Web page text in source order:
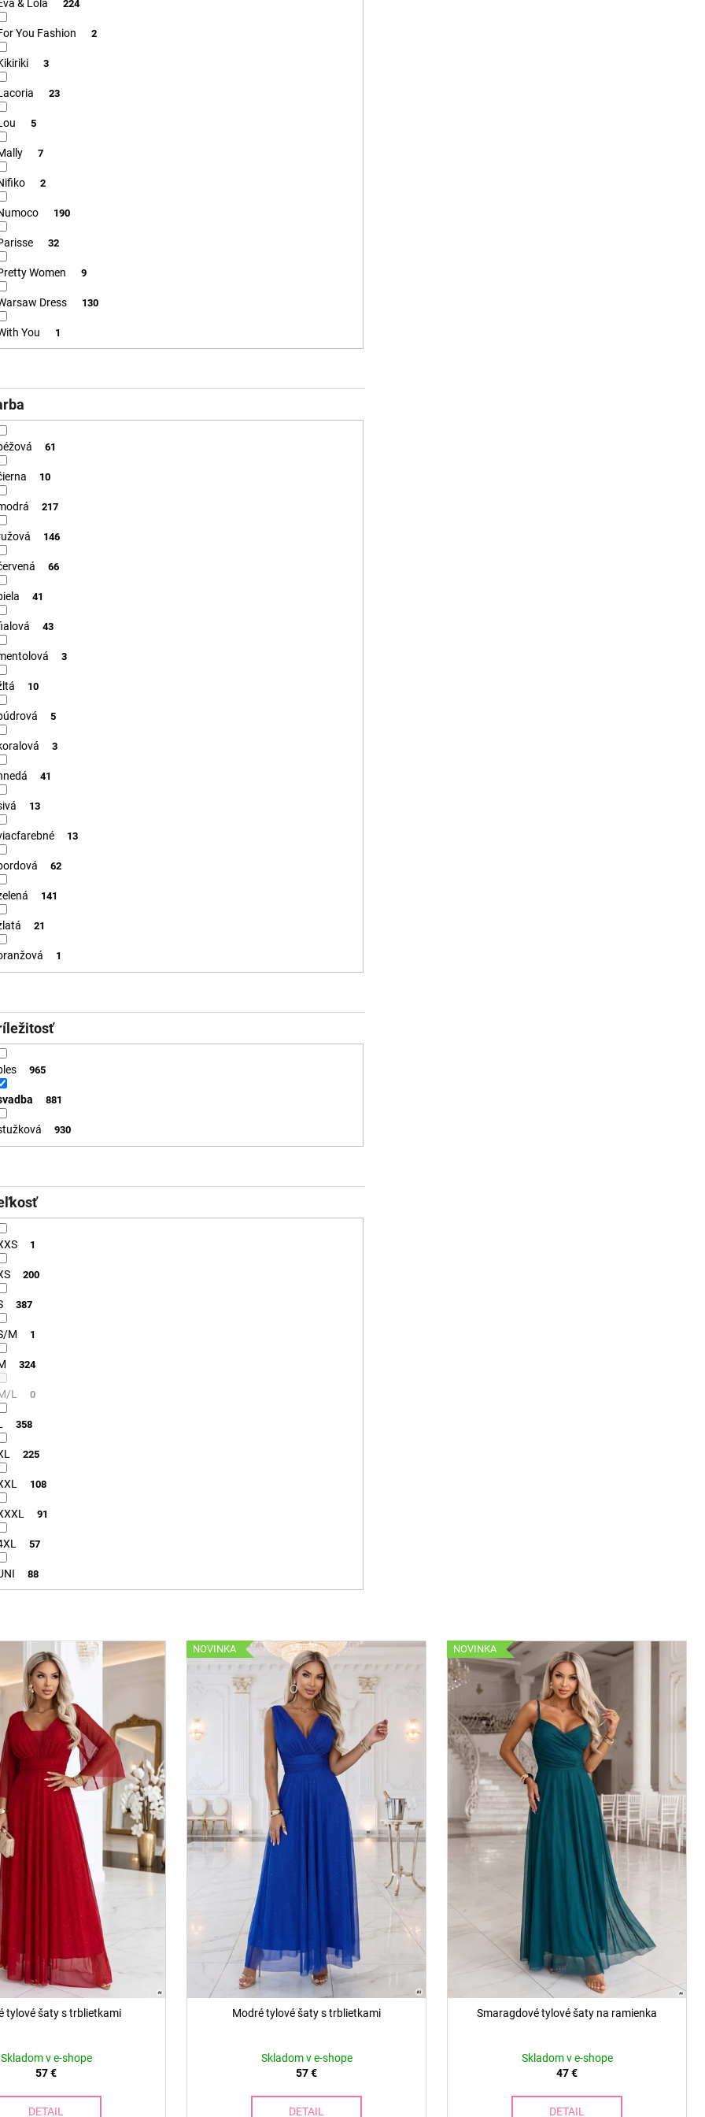
& Lola 224
You Fashion 2
3
23
5
7
2
190
32
Women 9
Dress 130
You 1
61
10
217
146
66
41
43
3
10
5
3
41
13
13
62
141
21
1
965
881
930
1
200
387
M 1
324
L 0
358
225
108
91
57
88
tylové šaty s trblietkami
Skladom v e-shope
57 €
DETAIL
NOVINKA
Modré tylové šaty s trblietkami
Skladom v e-shope
57 €
DETAIL
NOVINKA
Smaragdové tylové šaty na ramienka
Skladom v e-shope
47 €
DETAIL